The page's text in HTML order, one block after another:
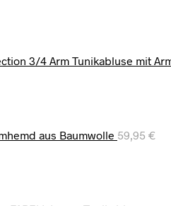
3/4 Arm Tunikabluse mit
aus Baumwolle 59,95 €